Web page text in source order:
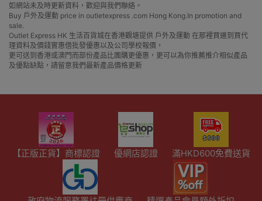
如網站未及時更新資料，歡迎與我們聯絡。
Buy 戶外及運動 price in outletexpress .com Hong Kong.In promotion and
sale.
Outlet Express HK 生活百貨城在香港觀塘提供 戶外及運動 在那裡買邊到買代
理資料及價錢實惠借批發優惠以及公司學校報價，
更可送到香港或澳門而部份產品比團購更優惠，更可以為你推薦推介相似產品
及優點缺點，請留意我們最新產品價格更新
【正版正貨】商標認證 優網店認證 滿HKD600免費送貨